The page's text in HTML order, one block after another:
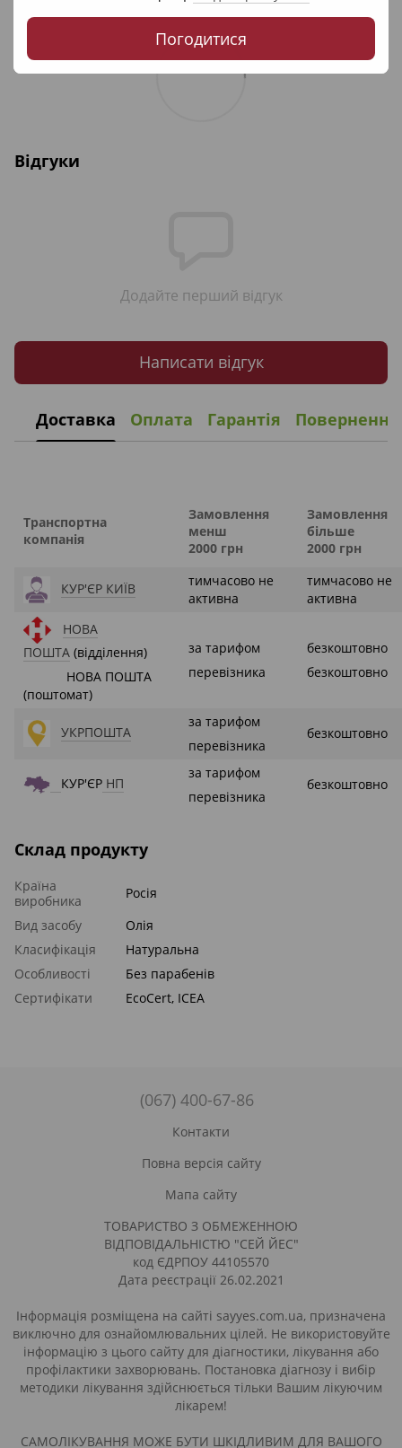
Погодитися
Відгуки
Додайте перший відгук
Написати відгук
Доставка Оплата Гарантія Повернення
Транспортна
компанія
Замовлення
менш
2000 грн
Замовлення
більше
2000 грн
КУР'ЄР КИЇВ
тимчасово не
активна
тимчасово не
активна
НОВА
ПОШТА (відділення)
НОВА ПОШТА
(поштомат)
за тарифом
перевізника
безкоштовно
безкоштовно
УКРПОШТА
за тарифом
перевізника
безкоштовно
КУР'ЄР НП
за тарифом
перевізника
безкоштовно
Склад продукту
Країна
виробника
Росія
Вид засобу
Олія
Класифікація
Натуральна
Особливості
Без парабенів
Сертифікати
EcoСert, ICEA
(067) 400-67-86
Контакти
Повна версія сайту
Мапа сайту
ТОВАРИСТВО З ОБМЕЖЕННОЮ
ВІДПОВІДАЛЬНІСТЮ "СЕЙ ЙЕС"
код ЄДРПОУ 44105570
Дата реєстрації 26.02.2021
Інформація розміщена на сайті sayyes.com.ua, призначена
виключно для ознайомлювальних цілей. Не використовуйте
інформацію з цього сайту для діагностики, лікування або
профілактики захворювань. Постановка діагнозу і вибір
методики лікування здійснюється тільки Вашим лікуючим
лікарем!
САМОЛІКУВАННЯ МОЖЕ БУТИ ШКІДЛИВИМ ДЛЯ ВАШОГО